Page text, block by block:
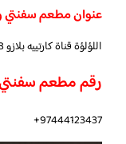
عنوان مطعم
اللؤلؤة قناة كارتييه بلازو 8، الدوحة، قطر
رقم مطعم
97444123437+